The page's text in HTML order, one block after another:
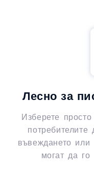
Лесно за
Изберете
въвеждането
могат да го